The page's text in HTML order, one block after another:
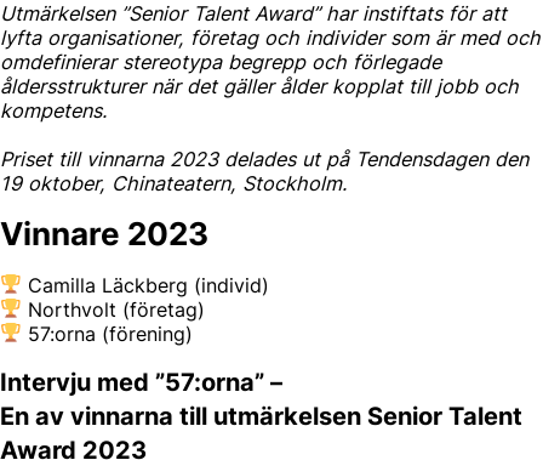
Utmärkelsen ”Senior Talent Award” har instiftats för att
lyfta organisationer, företag och individer som är med och
omdefinierar stereotypa begrepp och förlegade
åldersstrukturer när det gäller ålder kopplat till jobb och
kompetens.
Priset till vinnarna 2023 delades ut på Tendensdagen den
19 oktober, Chinateatern, Stockholm.
Vinnare 2023
Camilla Läckberg (individ)
Northvolt (företag)
57:orna (förening)
Intervju med ”57:orna” –
En av vinnarna till utmärkelsen Senior Talent
Award 2023